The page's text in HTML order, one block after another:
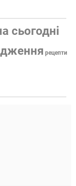
сьогодні
рецепти